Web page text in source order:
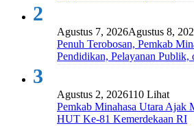
2
Agustus 7, 2026Agustus 8,
Penuh Terobosan, Pemkab
Pendidikan, Pelayanan Publik,
3
Agustus 2, 2026110 Lihat
Pemkab Minahasa Utara Ajak
HUT Ke-81 Kemerdekaan RI